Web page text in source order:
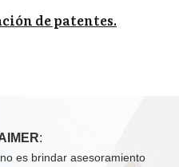
de patentes.
:
es brindar asesoramiento